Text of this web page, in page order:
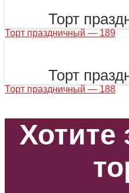
Торт
Торт праздничный — 189
Торт
Торт праздничный — 188
Хотите